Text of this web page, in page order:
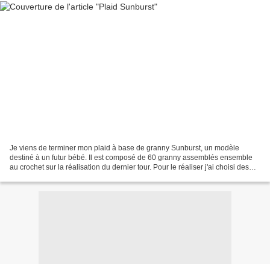
Je viens de terminer mon plaid à base de granny Sunburst, un modèle
destiné à un futur bébé. Il est composé de 60 granny assemblés ensemble
au crochet sur la réalisation du dernier tour. Pour le réaliser j'ai choisi des